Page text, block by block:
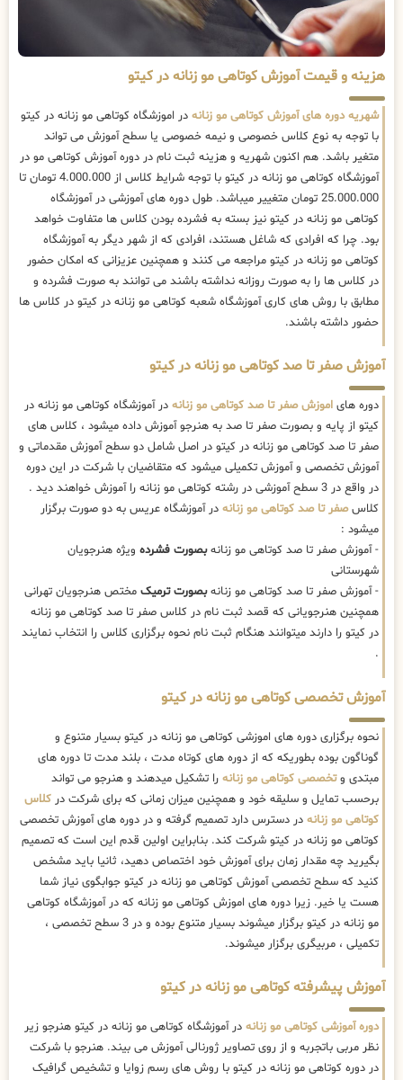
هزینه و قیمت آموزش کوتاهی مو زنانه در کیتو
شهریه دوره های آموزش کوتاهی مو زنانه در اموزشگاه کوتاهی مو زنانه در کیتو
با توجه به نوع کلاس خصوصی و نیمه خصوصی یا سطح آموزش می تواند
متغیر باشد. هم اکنون شهریه و هزینه ثبت نام در دوره آموزش کوتاهی مو در
آموزشگاه کوتاهی مو زنانه در کیتو با توجه شرایط کلاس از 4.000.000 تومان تا
25.000.000 تومان متغییر میباشد. طول دوره های آموزشی در آموزشگاه
کوتاهی مو زنانه در کیتو نیز بسته به فشرده بودن کلاس ها متفاوت خواهد
بود. چرا که افرادی که شاغل هستند، افرادی که از شهر دیگر به آموزشگاه
کوتاهی مو زنانه در کیتو مراجعه می کنند و همچنین عزیزانی که امکان حضور
در کلاس ها را به صورت روزانه نداشته باشند می توانند به صورت فشرده و
مطابق با روش های کاری آموزشگاه شعبه کوتاهی مو زنانه در کیتو در کلاس ها
حضور داشته باشند.
آموزش صفر تا صد کوتاهی مو زنانه در کیتو
دوره های اموزش صفر تا صد کوتاهی مو زنانه در آموزشگاه کوتاهی مو زنانه در
کیتو از پایه و بصورت صفر تا صد به هنرجو آموزش داده میشود ، کلاس های
صفر تا صد کوتاهی مو زنانه در کیتو در اصل شامل دو سطح آموزش مقدماتی و
آموزش تخصصی و آموزش تکمیلی میشود که متقاضیان با شرکت در این دوره
در واقع در 3 سطح آموزشی در رشته کوتاهی مو زنانه را آموزش خواهند دید .
کلاسصفر تا صد کوتاهی مو زنانه در آموزشگاه عریس به دو صورت برگزار
میشود :
- آموزش صفر تا صد کوتاهی مو زنانهبصورت فشرده ویژه هنرجویان
شهرستانی
- آموزش صفر تا صد کوتاهی مو زنانهبصورت ترمیک مختص هنرجویان تهرانی
همچنین هنرجویانی که قصد ثبت نام در کلاس صفر تا صد کوتاهی مو زنانه
در کیتو را دارند میتوانند هنگام ثبت نام نحوه برگزاری کلاس را انتخاب نمایند
.
آموزش تخصصی کوتاهی مو زنانه در کیتو
نحوه برگزاری دوره های اموزشی کوتاهی مو زنانه در کیتو بسیار متنوع و
گوناگون بوده بطوریکه که از دوره های کوتاه مدت ، بلند مدت تا دوره های
مبتدی وتخصصی کوتاهی مو زنانه را تشکیل میدهند و هنرجو می تواند
برحسب تمایل و سلیقه خود و همچنین میزان زمانی که برای شرکت در کلاس
کوتاهی مو زنانه در دسترس دارد تصمیم گرفته و در دوره های آموزش تخصصی
کوتاهی مو زنانه در کیتو شرکت کند. بنابراین اولین قدم این است که تصمیم
بگیرید چه مقدار زمان برای آموزش خود اختصاص دهید، ثانیا باید مشخص
کنید که سطح تخصصی آموزش کوتاهی مو زنانه در کیتو جوابگوی نیاز شما
هست یا خیر. زیرا دوره های اموزش کوتاهی مو زنانه که در آموزشگاه کوتاهی
مو زنانه در کیتو برگزار میشوند بسیار متنوع بوده و در 3 سطح تخصصی ،
تکمیلی ، مربیگری برگزار میشوند.
آموزش پیشرفته کوتاهی مو زنانه در کیتو
دوره آموزشی کوتاهی مو زنانه در آموزشگاه کوتاهی مو زنانه در کیتو هنرجو زیر
نظر مربی باتجربه و از روی تصاویر ژورنالی آموزش می بیند. هنرجو با شرکت
در دوره کوتاهی مو زنانه در کیتو با روش های رسم زوایا و تشخیص گرافیک